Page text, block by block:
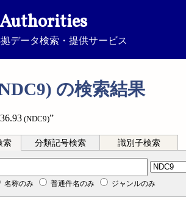
データ検索・提供サービス
の検索結果
(NDC9)”
索 分類記号検索 識別子検索
名称のみ 普通件名のみ ジャンルのみ